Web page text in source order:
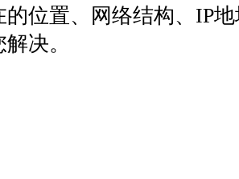
的位置、网络结构、IP
决。